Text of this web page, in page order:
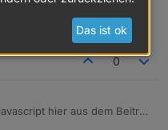
aber anders...
nicht von einer Alexa zu
Den Sonos stehen
Funktionen nicht zur
und heute morgen
0
hier aus dem Beitrag
Das ist ok